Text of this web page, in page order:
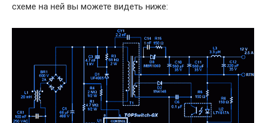
схеме на ней вы можете видеть ниже: